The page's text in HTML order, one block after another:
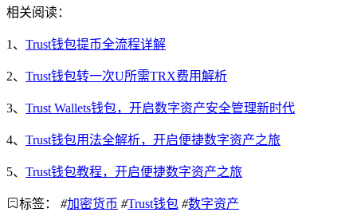
相关阅读：
1、 Trust钱包提币全流程详解
2、 Trust钱包转一次U所需TRX费用解析
3、 Trust Wallets钱包，开启数字资产安全管理新时代
4、 Trust钱包用法全解析，开启便捷数字资产之旅
5、 Trust钱包教程，开启便捷数字资产之旅
标签： #加密货币 #Trust钱包 #数字资产